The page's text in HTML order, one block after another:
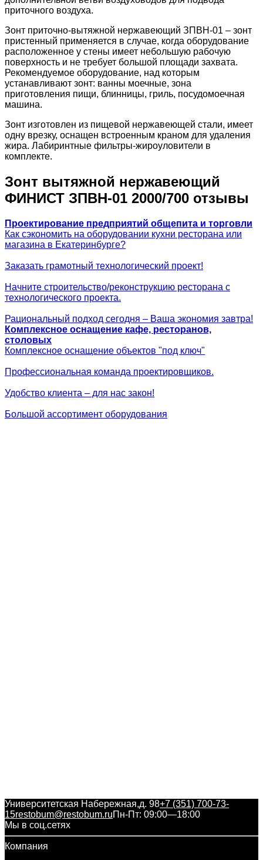
приточного воздуха.
Зонт приточно-вытяжной нержавеющий ЗПВН-01 – зонт
пристенный применяется в случае, когда оборудование
расположенное у стены имеет небольшую рабочую
поверхность и не требует большой площади захвата.
Рекомендуемое оборудование, над которым
устанавливают зонт: ванны моечные, зона
приготовления пищи, блинницы, гриль, посудомоечная
машина.
Зонт изготовлен из пищевой нержавеющей стали, имеет
одну врезку, оснащен встроенным краном для удаления
жира. Лабиринтные фильтры-жироуловители в
комплекте.
Зонт вытяжной нержавеющий
ФИНИСТ ЗПВН-01 2000/700 отзывы
Проектирование предприятий общепита и торговли
Как сэкономить на оборудовании кухни ресторана или
магазина в Екатеринбурге?
Заказать грамотный технологический проект!
Начните строительство/реконструкцию ресторана с
технологического проекта.
Рациональный подход сегодня – Ваша экономия завтра!
Комплексное оснащение кафе, ресторанов,
столовых
Комплексное оснащение объектов "под ключ"
Профессиональная команда проектировщиков.
Удобство клиента – для нас закон!
Большой ассортимент оборудования
Университетская Набережная,д. 98+7 (351) 700-73-
15restobum@restobum.ruПн-Пт: 09:00—18:00
Мы в соц.сетях
Компания